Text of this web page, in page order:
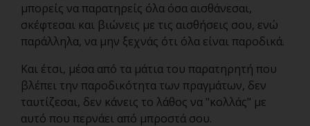
μπορείς να παρατηρείς όλα όσα αισθάνεσαι,
σκέφτεσαι και βιώνεις με τις αισθήσεις σου, ενώ
παράλληλα, να μην ξεχνάς ότι όλα είναι παροδικά.
Και έτσι, μέσα από τα μάτια του παρατηρητή που
βλέπει την παροδικότητα των πραγμάτων, δεν
ταυτίζεσαι, δεν κάνεις το λάθος να "κολλάς" με
αυτό που περνάει από μπροστά σου.